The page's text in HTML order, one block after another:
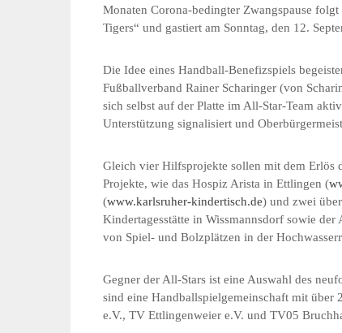
Monaten Corona-bedingter Zwangspause
Tigers“ und gastiert am Sonntag, den 12.
Die Idee eines Handball-Benefizspiels
Fußballverband Rainer Scharinger (von
sich selbst auf der Platte im All-Star-Team
Unterstützung signalisiert und
Gleich vier Hilfsprojekte sollen mit dem Erlös
Projekte, wie das Hospiz Arista in Ettlingen (
(www.karlsruher-kindertisch.de) und zwei
Kindertagesstätte in Wissmannsdorf sowie der
von Spiel- und Bolzplätzen in der
Gegner der All-Stars ist eine Auswahl des
sind eine Handballspielgemeinschaft mit über
e.V., TV Ettlingenweier e.V. und TV05